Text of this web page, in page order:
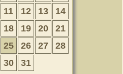
11 12 13
14
18 19 20
21
25 26 27
28
30 31